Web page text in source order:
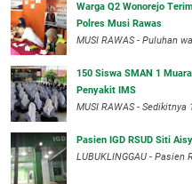
Warga Q2 Wonorejo
Polres Musi Rawas
MUSI RAWAS - Puluhan
150 Siswa SMAN 1
Penyakit IMS
MUSI RAWAS - Sedikitnya
Pasien IGD RSUD Siti
LUBUKLINGGAU - Pasien